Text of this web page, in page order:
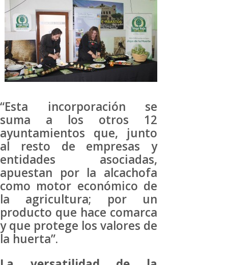
“Esta incorporación se
suma a los otros 12
ayuntamientos que, junto
al resto de empresas y
entidades asociadas,
apuestan por la alcachofa
como motor económico de
la agricultura; por un
producto que hace comarca
y que protege los valores de
la huerta”.